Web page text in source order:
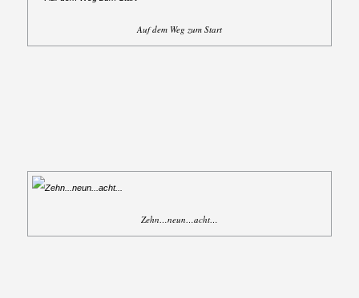
Auf dem Weg zum Start
Zehn…neun…acht…